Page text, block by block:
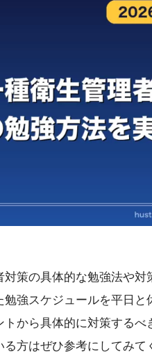
対策の具体的な勉強法や
勉強スケジュールを平日
トから具体的に対策する
方はぜひ参考にしてみて